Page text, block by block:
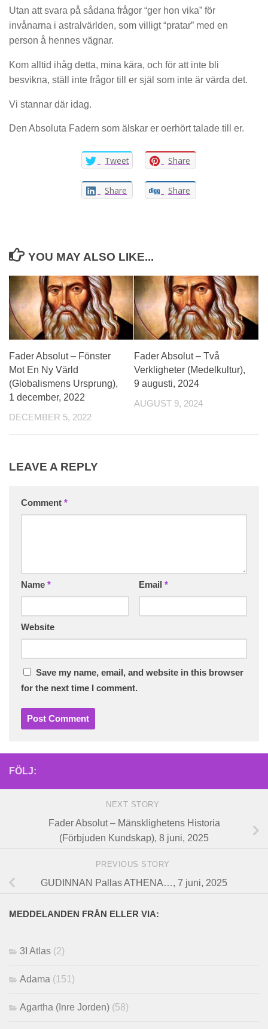
Utan att svara på sådana frågor “ger hon vika” för
invånarna i astralvärlden, som villigt “pratar” med en
person å hennes vägnar.
Kom alltid ihåg detta, mina kära, och för att inte bli
besvikna, ställ inte frågor till er själ som inte är värda det.
Vi stannar där idag.
Den Absoluta Fadern som älskar er oerhört talade till er.
Tweet Share
Share Share
YOU MAY ALSO LIKE...
Fader Absolut – Fönster
Mot En Ny Värld
(Globalismens Ursprung),
1 december, 2022
DECEMBER 5, 2022
Fader Absolut – Två
Verkligheter (Medelkultur),
9 augusti, 2024
AUGUST 9, 2024
LEAVE A REPLY
Comment *
Name * Email *
Website
Save my name, email, and website in this browser
for the next time I comment.
FÖLJ:
NEXT STORY
Fader Absolut – Mänsklighetens Historia
(Förbjuden Kundskap), 8 juni, 2025
PREVIOUS STORY
GUDINNAN Pallas ATHENA…, 7 juni, 2025
MEDDELANDEN FRÅN ELLER VIA:
3I Atlas (2)
Adama (151)
Agartha (Inre Jorden) (58)